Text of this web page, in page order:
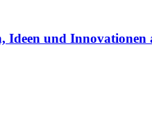
und Innovationen